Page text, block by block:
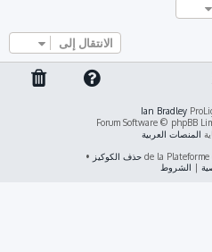
الانتقال إلى
Ian Bradley
المنصات العربية
حذف الكوكيز •
| الشروط